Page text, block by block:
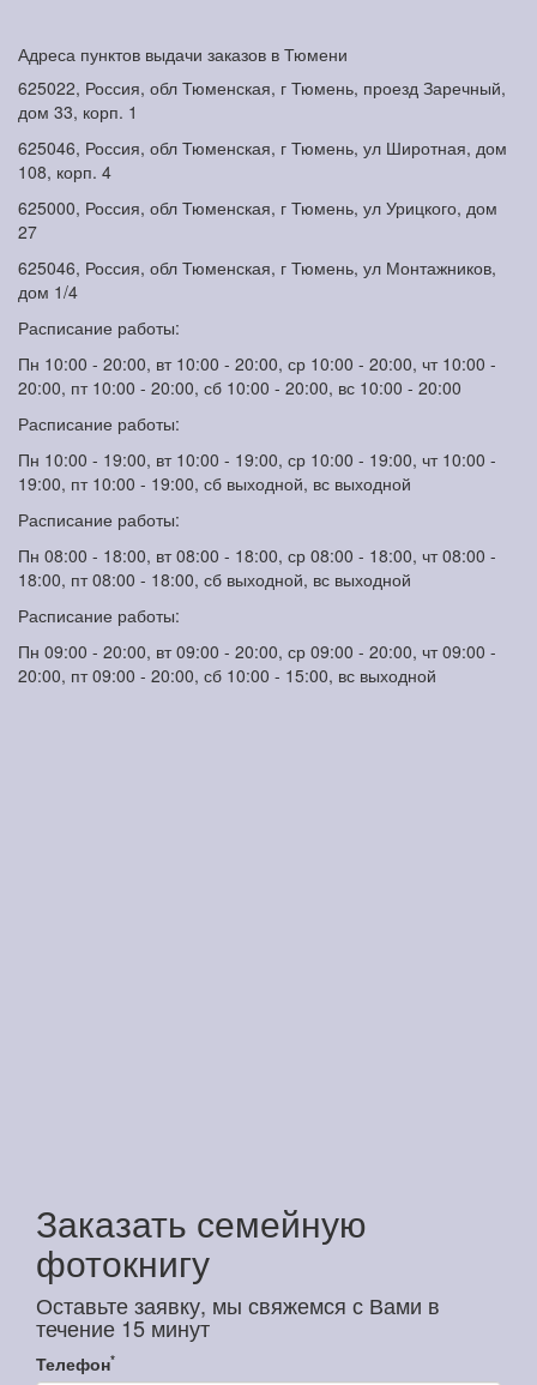
Адреса пунктов выдачи заказов в Тюмени
625022, Россия, обл Тюменская, г Тюмень, проезд Заречный,
дом 33, корп. 1
625046, Россия, обл Тюменская, г Тюмень, ул Широтная, дом
108, корп. 4
625000, Россия, обл Тюменская, г Тюмень, ул Урицкого, дом
27
625046, Россия, обл Тюменская, г Тюмень, ул Монтажников,
дом 1/4
Расписание работы:
Пн 10:00 - 20:00, вт 10:00 - 20:00, ср 10:00 - 20:00, чт 10:00 -
20:00, пт 10:00 - 20:00, сб 10:00 - 20:00, вс 10:00 - 20:00
Расписание работы:
Пн 10:00 - 19:00, вт 10:00 - 19:00, ср 10:00 - 19:00, чт 10:00 -
19:00, пт 10:00 - 19:00, сб выходной, вс выходной
Расписание работы:
Пн 08:00 - 18:00, вт 08:00 - 18:00, ср 08:00 - 18:00, чт 08:00 -
18:00, пт 08:00 - 18:00, сб выходной, вс выходной
Расписание работы:
Пн 09:00 - 20:00, вт 09:00 - 20:00, ср 09:00 - 20:00, чт 09:00 -
20:00, пт 09:00 - 20:00, сб 10:00 - 15:00, вс выходной
Заказать семейную
фотокнигу
Оставьте заявку, мы свяжемся с Вами в
течение 15 минут
Телефон*